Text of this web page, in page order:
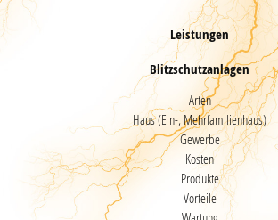
Leistungen
Blitzschutzanlagen
Arten
Haus (Ein-, Mehrfamilienhaus)
Gewerbe
Kosten
Produkte
Vorteile